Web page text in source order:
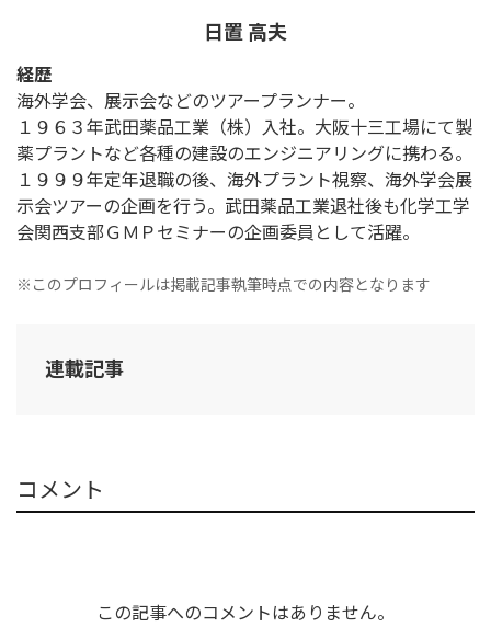
日置 高夫
経歴
海外学会、展示会などのツアープランナー。
１９６３年武田薬品工業（株）入社。大阪十三工場にて製
薬プラントなど各種の建設のエンジニアリングに携わる。
１９９９年定年退職の後、海外プラント視察、海外学会展
示会ツアーの企画を行う。武田薬品工業退社後も化学工学
会関西支部ＧＭＰセミナーの企画委員として活躍。
※このプロフィールは掲載記事執筆時点での内容となります
連載記事
コメント
この記事へのコメントはありません。